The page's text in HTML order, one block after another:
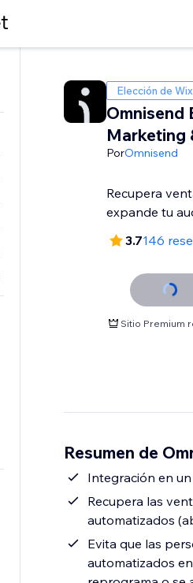
Elección de Wix
Omnisend
Marketing
PorOmnisend
Recupera
expande tu
3.7146
Sitio Premium
Resumen de
Integración en
Recupera las
automatizados
Evita que las
automatizados